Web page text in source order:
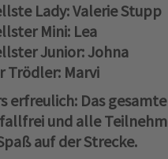
Lady: Valerie Stupp
Mini: Lea
Junior: Johna
Trödler: Marvi
erfreulich: Das
und alle
auf der Strecke.